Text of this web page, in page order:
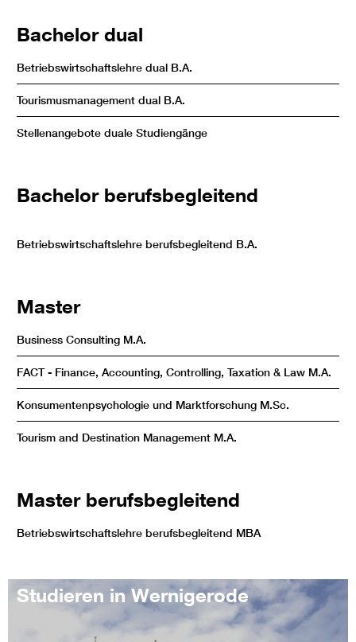
Bachelor dual
Betriebswirtschaftslehre dual B.A.
Tourismusmanagement dual B.A.
Stellenangebote duale Studiengänge
Bachelor berufsbegleitend
Betriebswirtschaftslehre berufsbegleitend B.A.
Master
Business Consulting M.A.
FACT - Finance, Accounting, Controlling, Taxation & Law M.A.
Konsumentenpsychologie und Marktforschung M.Sc.
Tourism and Destination Management M.A.
Master berufsbegleitend
Betriebswirtschaftslehre berufsbegleitend MBA
Studieren in Wernigerode